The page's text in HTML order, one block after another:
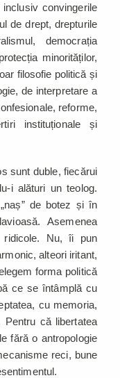
convingerile
de drept, drepturile
democrația
minorităților,
filosofie politică și
de interpretare a
reforme,
instituționale și
sunt duble, fiecărui
i alături un teolog.
de botez și în
Asemenea
ridicole. Nu, îi pun
alteori iritant,
forma politică
ce se întâmplă cu
cu memoria,
că libertatea
fără o antropologie
reci, bune